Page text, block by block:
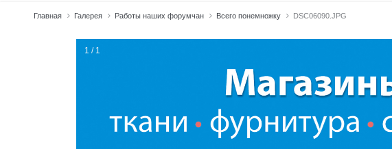
Главная Галерея Работы наших форумчан Всего понемножку DSC06090.JPG
1 / 1